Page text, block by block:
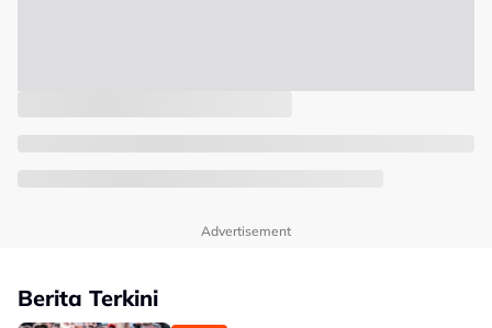
Advertisement
Berita Terkini